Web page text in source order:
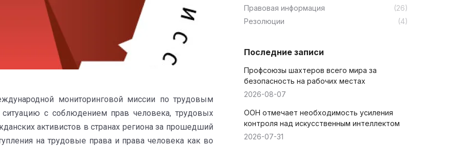
мониторинговой миссии по трудовым
с соблюдением прав человека, трудовых
активистов в странах региона за прошедший
на трудовые права и права человека как во
Правовая информация
(26)
Резолюции
(4)
Последние записи
Профсоюзы шахтеров всего мира за
безопасность на рабочих местах
2026-08-07
ООН отмечает необходимость усиления
контроля над искусственным интеллектом
2026-07-31